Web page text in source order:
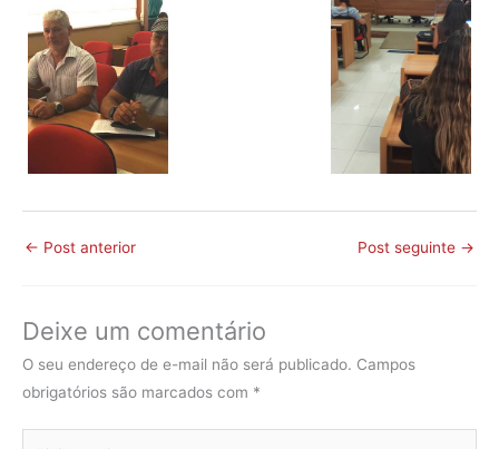
← Post anterior Post seguinte →
Deixe um comentário
O seu endereço de e-mail não será publicado. Campos
obrigatórios são marcados com *